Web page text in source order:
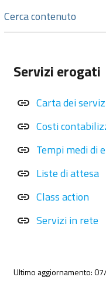
Servizi erogati
link Carta dei
link Costi
link Tempi medi di
link Liste di attesa
link Class action
link Servizi in rete
Ultimo aggiornamento: